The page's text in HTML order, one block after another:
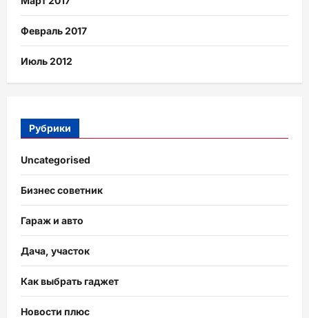
Февраль 2017
Июль 2012
Рубрики
Uncategorised
Бизнес советник
Гараж и авто
Дача, участок
Как выбрать гаджет
Новости плюс